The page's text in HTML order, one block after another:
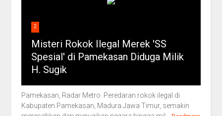
2
Misteri Rokok Ilegal Merek 'SS
Spesial' di Pamekasan Diduga Milik
H. Sugik
Pamekasan, Radar Metro Peredaran rokok ilegal di
Kabupaten Pamekasan, Madura Jawa Timur, semakin